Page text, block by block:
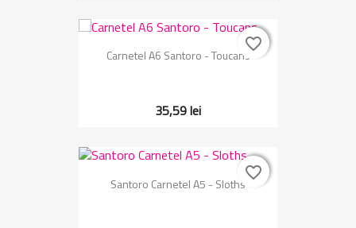
Carnetel A6 Santoro - Toucans
35,59 lei
favorite_border
favorite_border
Santoro Carnetel A5 - Sloths
favorite_border
favorite_border